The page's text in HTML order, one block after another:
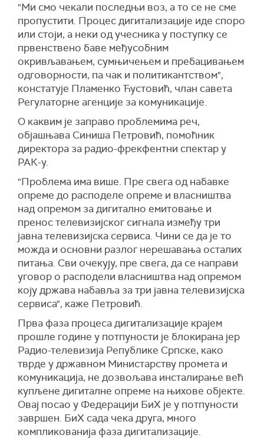
"Ми смо чекали последњи воз, а то се не сме
пропустити. Процес дигитализације иде споро
или стоји, а неки од учесника у поступку се
првенствено баве међусобним
окривљавањем, сумњичењем и пребацивањем
одговорности, па чак и политикантством",
констатује Пламенко Ћустовић, члан савета
Регулаторне агенције за комуникације.
О каквим је заправо проблемима реч,
објашњава Синиша Петровић, помоћник
директора за радио-фрекфентни спектар у
РАК-у.
"Проблема има више. Пре свега од набавке
опреме до расподеле опреме и власништва
над опремом за дигитално емитовање и
пренос телевизијског сигнала између три
јавна телевизијска сервиса. Чини се да је то
можда и основни разлог нерешавања осталих
питања. Сви очекују, пре свега, да се направи
уговор о расподели власништва над опремом
коју држава набавља за три јавна телевизијска
сервиса", каже Петровић.
Прва фаза процеса дигитализације крајем
прошле године у потпуности је блокирана јер
Радио-телевизија Републике Српске, како
тврде у државном Министарству промета и
комуникација, не дозвољава инсталирање већ
купљене дигиталне опреме на њихове објекте.
Овај посао у Федерацији БиХ је у потпуности
завршен. БиХ сада чека друга, много
компликованија фаза дигитализације.